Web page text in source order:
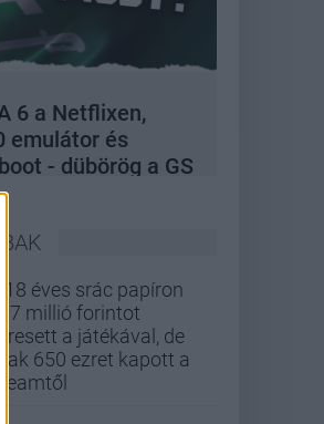
6 a Netflixen,
emulátor és
- dübörög a GS
A 18 éves srác papíron
437 millió forintot
keresett a játékával, de
csak 650 ezret kapott a
Steamtől